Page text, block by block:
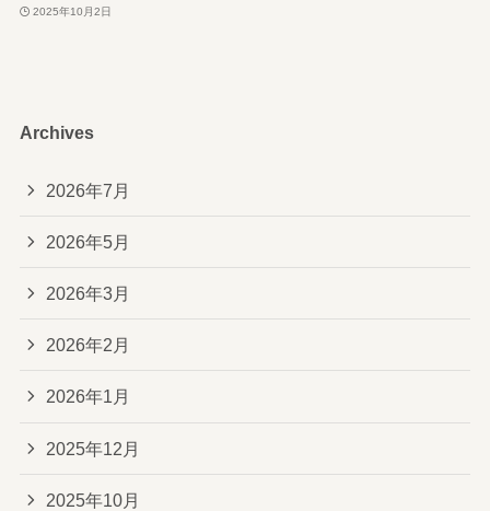
2025年10月2日
Archives
2026年7月
2026年5月
2026年3月
2026年2月
2026年1月
2025年12月
2025年10月